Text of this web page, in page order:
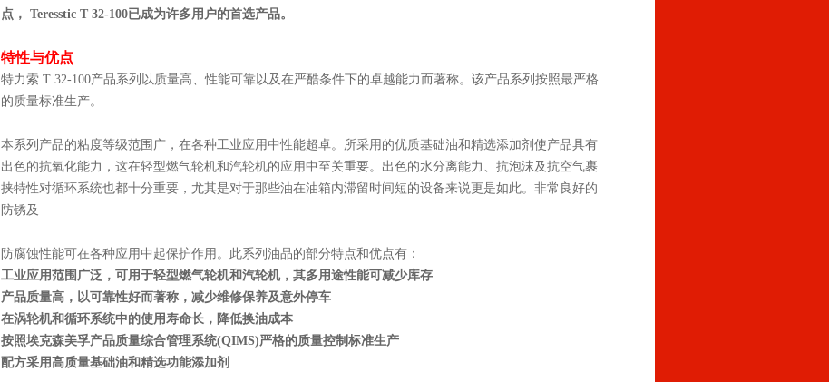
点， Teresstic T 32-100已成为许多用户的首选产品。
特性与优点
特力索 T 32-100产品系列以质量高、性能可靠以及在严酷条件下的卓越能力而著称。该产品系列按照最严格
的质量标准生产。
本系列产品的粘度等级范围广，在各种工业应用中性能超卓。所采用的优质基础油和精选添加剂使产品具有
出色的抗氧化能力，这在轻型燃气轮机和汽轮机的应用中 至关重要。出色的水分离能力、抗泡沫及抗空气裹
挟特性对循环系统也都十分重要，尤其是对于那些油在油箱内滞留时间短的设备来说更是如此。非常良好的
防锈及
防腐蚀性能可在各种应用中起保护作用。此系列油品的部分特点和优点有：
工业应用范围广泛，可用于轻型燃气轮机和汽轮机，其多用途性能可减少库存
产品质量高，以可靠性好而著称，减少维修保养及意外停车
在涡轮机和循环系统中的使用寿命长，降低换油成本
按照埃克森美孚产品质量综合管理系统(QIMS)严格的质量控制标准生产
配方采用高质量基础油和精选功能添加剂